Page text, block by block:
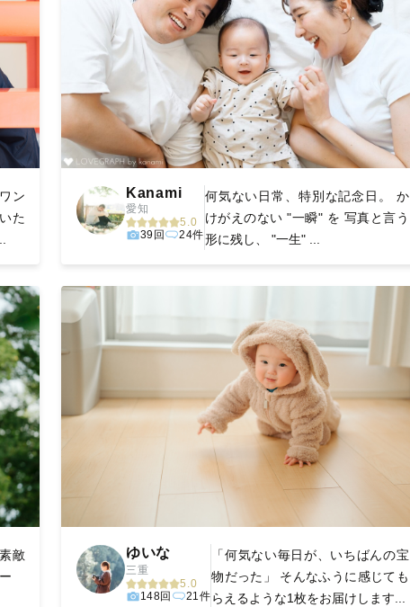
ン
た
Kanami
愛知
5.0
39回
24件
何気ない日常、特別な記念日。 か
けがえのない "一瞬" を 写真と言う
形に残し、 "一生" ...
敵
ー
ゆいな
三重
5.0
148回
21件
「何気ない毎日が、いちばんの宝
物だった」 そんなふうに感じても
らえるような1枚をお届けします...